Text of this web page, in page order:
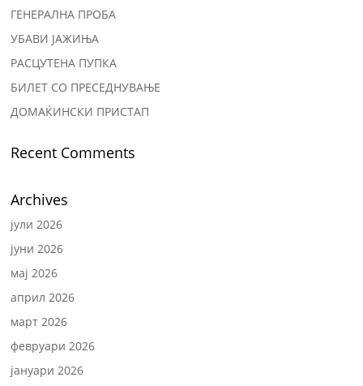
ГЕНЕРАЛНА ПРОБА
УБАВИ ЈАЖИЊА
РАСЦУТЕНА ПУПКА
БИЛЕТ СО ПРЕСЕДНУВАЊЕ
ДОМАЌИНСКИ ПРИСТАП
Recent Comments
Archives
јули 2026
јуни 2026
мај 2026
април 2026
март 2026
февруари 2026
јануари 2026